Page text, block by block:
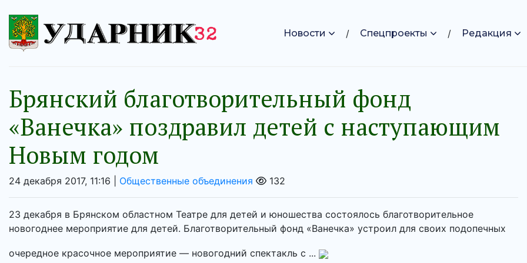
Новости Спецпроекты Редакция
Брянский благотворительный фонд
«Ванечка» поздравил детей с наступающим
Новым годом
24 декабря 2017, 11:16 | Общественные объединения 132
23 декабря в Брянском областном Театре для детей и юношества состоялось благотворительное
новогоднее мероприятие для детей. Благотворительный фонд «Ванечка» устроил для своих подопечных
очередное красочное мероприятие — новогодний спектакль с ...